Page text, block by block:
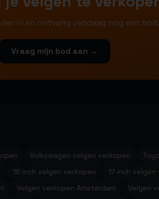
in en ontvang vandaag nog een bod.
Vraag mijn bod aan →
Volkswagen velgen verkopen
16 inch velgen verkopen 17 inch
Velgen verkopen Amsterdam Velgen